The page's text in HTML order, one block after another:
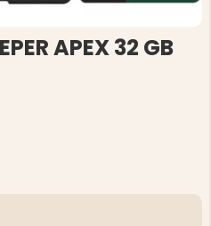
APEX 32 GB